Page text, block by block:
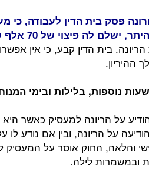
פסק בית הדין לעבודה, כי
לה פיצוי של 70 אלף שקלים
בית הדין קבע, כי אין
ההיריון.
נוספות, בלילות ובימי
על הריונה למעסיק כאשר
על הריונה, ובין אם נודע לו
והלאה, החוק אוסר על המעסיק
ובמשמרות לילה.